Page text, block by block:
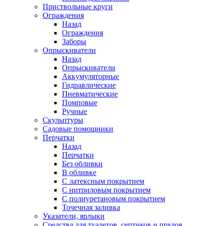
Приствольные круги
Ограждения
Назад
Ограждения
Заборы
Опрыскиватели
Назад
Опрыскиватели
Аккумуляторные
Гидравлические
Пневматические
Помповые
Ручные
Скульптуры
Садовые помощники
Перчатки
Назад
Перчатки
Без обливки
В обливке
С латексным покрытием
С нитриловым покрытием
С полиуретановым покрытием
Точечная заливка
Указатели, ярлыки